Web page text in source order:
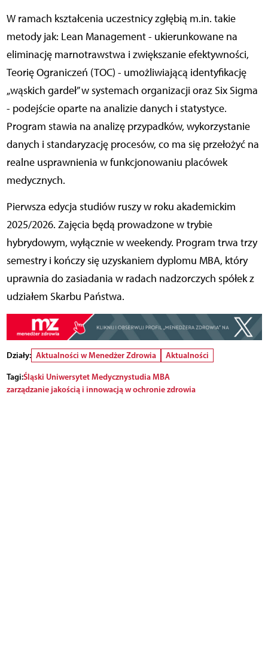
W ramach kształcenia uczestnicy zgłębią m.in. takie
metody jak: Lean Management - ukierunkowane na
eliminację marnotrawstwa i zwiększanie efektywności,
Teorię Ograniczeń (TOC) - umożliwiającą identyfikację
„wąskich gardeł” w systemach organizacji oraz Six Sigma
- podejście oparte na analizie danych i statystyce.
Program stawia na analizę przypadków, wykorzystanie
danych i standaryzację procesów, co ma się przełożyć na
realne usprawnienia w funkcjonowaniu placówek
medycznych.
Pierwsza edycja studiów ruszy w roku akademickim
2025/2026. Zajęcia będą prowadzone w trybie
hybrydowym, wyłącznie w weekendy. Program trwa trzy
semestry i kończy się uzyskaniem dyplomu MBA, który
uprawnia do zasiadania w radach nadzorczych spółek z
udziałem Skarbu Państwa.
Działy: Aktualności w Menedżer Zdrowia
Aktualności
Tagi:Śląski Uniwersytet Medycznystudia MBA
zarządzanie jakością i innowacją w ochronie zdrowia